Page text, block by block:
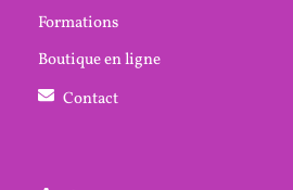
Formations
Boutique en ligne
Contact